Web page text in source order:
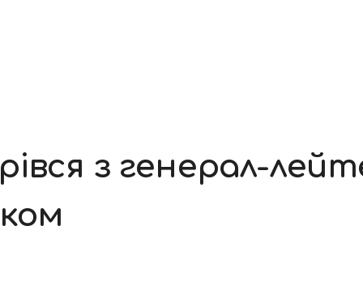
з генерал-